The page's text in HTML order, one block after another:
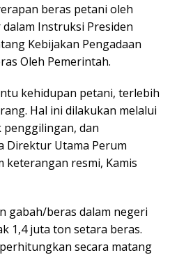
beras petani oleh
Instruksi Presiden
Kebijakan Pengadaan
Oleh Pemerintah.
kehidupan petani, terlebih
Hal ini dilakukan melalui
dan
Direktur Utama Perum
keterangan resmi, Kamis
gabah/beras dalam negeri
1,4 juta ton setara beras.
secara matang